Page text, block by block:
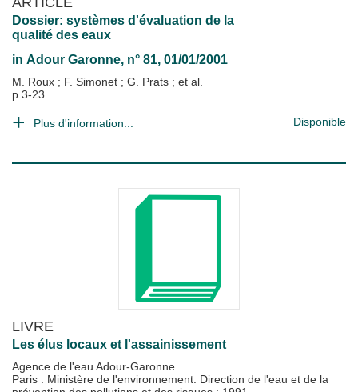
Dossier: systèmes d'évaluation de la
qualité des eaux
in Adour Garonne, n° 81, 01/01/2001
M. Roux ; F. Simonet ; G. Prats ; et al.
p.3-23
Plus d'information... Disponible
LIVRE
Les élus locaux et l'assainissement
Agence de l'eau Adour-Garonne
Paris : Ministère de l'environnement. Direction de l'eau et de la